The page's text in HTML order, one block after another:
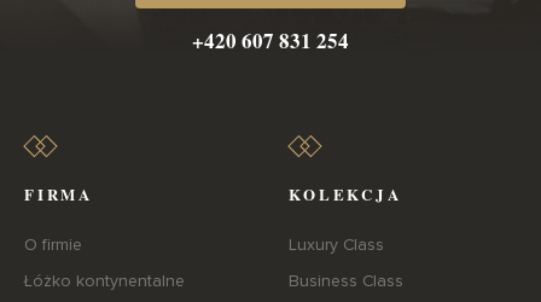
+420 607 831 254
FIRMA
O firmie
Łóżko kontynentalne
KOLEKCJA
Luxury Class
Business Class